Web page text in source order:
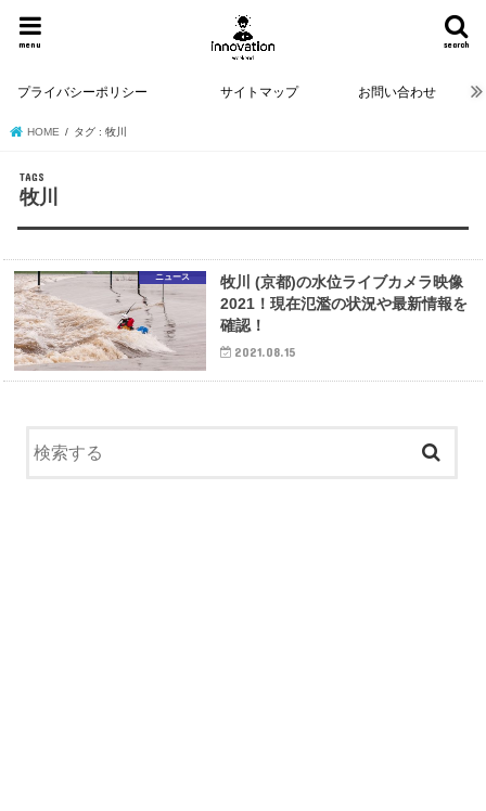
search
menu
プライバシーポリシー サイトマップ お問い合わせ
HOME タグ : 牧川
牧川
ニュース
牧川 (京都)の水位ライブカメラ映像
2021！現在氾濫の状況や最新情報を
確認！
2021.08.15